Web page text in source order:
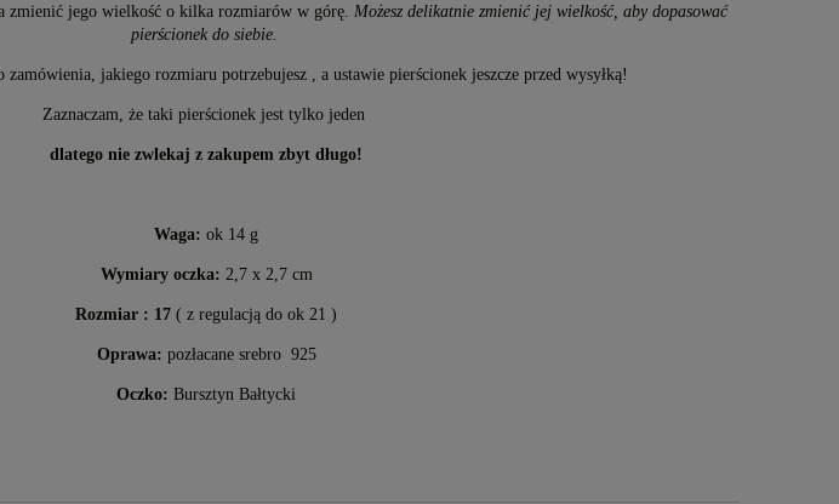
zmienić jego wielkość o kilka rozmiarów w górę. Możesz delikatnie zmienić jej wielkość, aby dopasować
pierścionek do siebie.
jakiego rozmiaru potrzebujesz , a ustawie pierścionek jeszcze przed wysyłką!
Zaznaczam, że taki pierścionek jest tylko jeden
dlatego nie zwlekaj z zakupem zbyt długo!
Waga: ok 14 g
Wymiary oczka: 2,7 x 2,7 cm
Rozmiar : 17 ( z regulacją do ok 21 )
Oprawa: pozłacane srebro 925
Oczko: Bursztyn Bałtycki